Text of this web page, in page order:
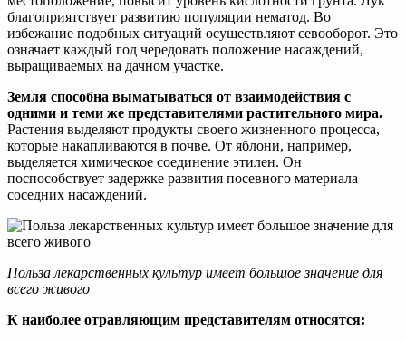
благоприятствует развитию популяции нематод. Во
избежание подобных ситуаций осуществляют севооборот. Это
означает каждый год чередовать положение насаждений,
выращиваемых на дачном участке.
Земля способна выматываться от взаимодействия с
одними и теми же представителями растительного мира.
Растения выделяют продукты своего жизненного процесса,
которые накапливаются в почве. От яблони, например,
выделяется химическое соединение этилен. Он
поспособствует задержке развития посевного материала
соседних насаждений.
Польза лекарственных культур имеет большое значение для
всего живого
К наиболее отравляющим представителям относятся: